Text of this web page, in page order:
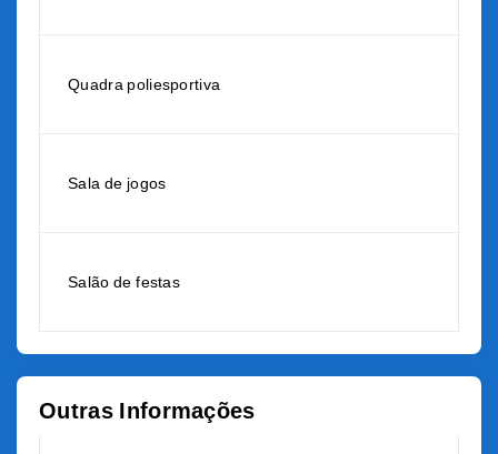
Quadra poliesportiva
Sala de jogos
Salão de festas
Outras Informações